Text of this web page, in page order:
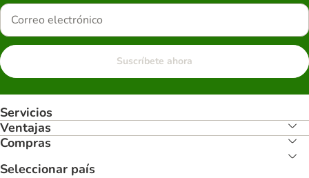
Suscríbete ahora
Servicios
Ventajas
Compras
Seleccionar país